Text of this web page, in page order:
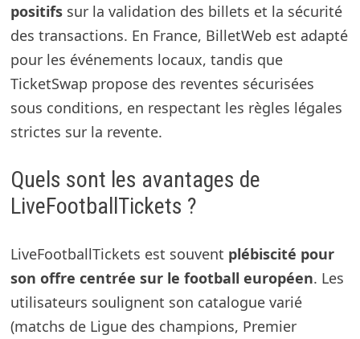
positifssur la validation des billets et la sécurité
des transactions. En France, BilletWeb est adapté
pour les événements locaux, tandis que
TicketSwap propose des reventes sécurisées
sous conditions, en respectant les règles légales
strictes sur la revente.
Quels sont les avantages de
LiveFootballTickets ?
LiveFootballTickets est souvent plébiscité pour
son offre centrée sur le football européen. Les
utilisateurs soulignent son catalogue varié
(matchs de Ligue des champions, Premier